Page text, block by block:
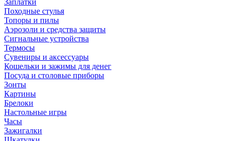
Заплатки
Походные стулья
Топоры и пилы
Аэрозоли и средства защиты
Сигнальные устройства
Термосы
Сувениры и аксессуары
Кошельки и зажимы для денег
Посуда и столовые приборы
Зонты
Картины
Брелоки
Настольные игры
Часы
Зажигалки